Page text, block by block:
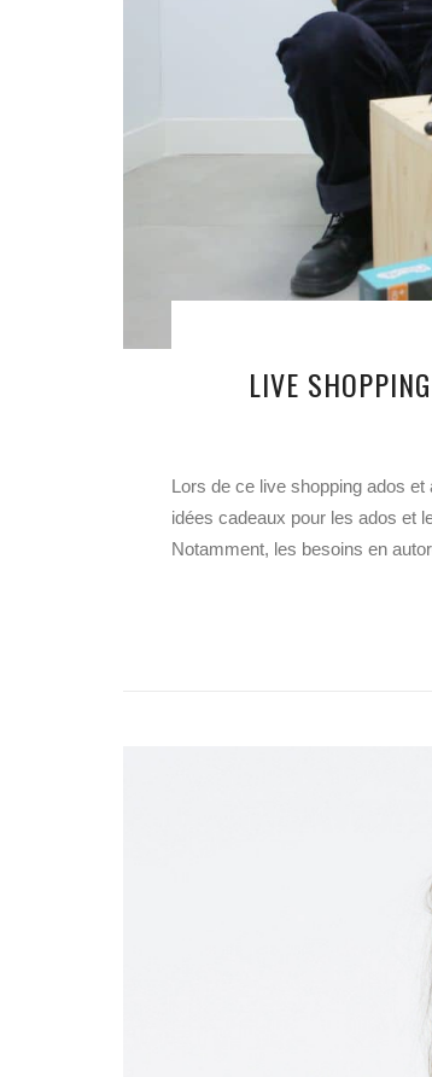
LIVE
Lors de ce live shopping ados
idées cadeaux pour les ados et
Notamment, les besoins en